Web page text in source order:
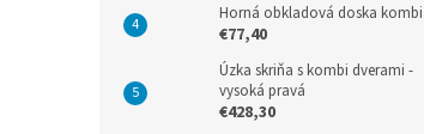
Horná obkladová doska kombi
€77,40
Úzka skriňa s kombi dverami -
vysoká pravá
€428,30